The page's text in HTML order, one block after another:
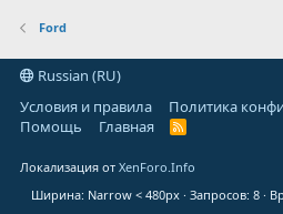
Ford
Russian (RU)
Условия и правила
Политика
Помощь
Главная
R
Локализация отXenForo.Info
Ширина
Запросов 8